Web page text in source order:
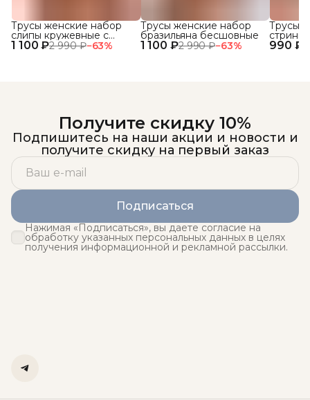
1 100 ₽2 990 ₽−63%
Трусы женские набор
слипы кружевные с
высокой посадкой 3 шт. 1 100 ₽2 990 ₽−63%
Трусы женские набор
бразильяна бесшовные
990 ₽
Трусы
Получите скидку 10%
Подпишитесь на наши акции и новости и
получите скидку на первый заказ
Подписаться
Нажимая «Подписаться», вы даете согласие на
обработку указанных персональных данных в целях
получения информационной и рекламной рассылки.